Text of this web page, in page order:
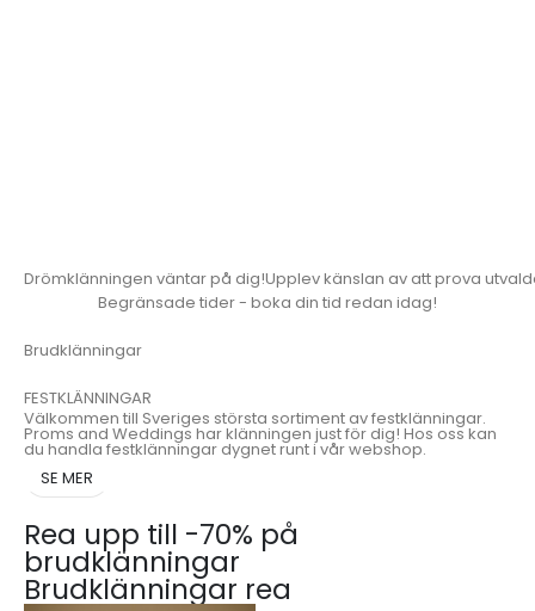
Drömklänningen väntar på dig!Upplev känslan av att prova
Begränsade tider - boka din tid redan idag!
Brudklänningar
FESTKLÄNNINGAR
Välkommen till Sveriges största sortiment av festklänningar.
Proms and Weddings har klänningen just för dig! Hos oss kan
du handla festklänningar dygnet runt i vår webshop.
SE MER
Rea upp till -70% på
brudklänningar
Brudklänningar rea​